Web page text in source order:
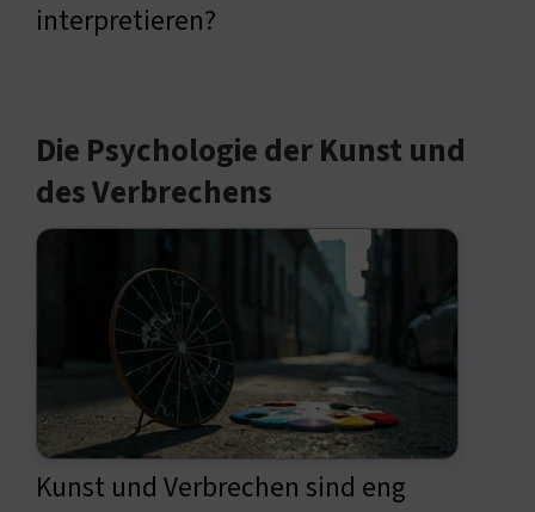
interpretieren?
Die Psychologie der Kunst und
des Verbrechens
Kunst und Verbrechen sind eng